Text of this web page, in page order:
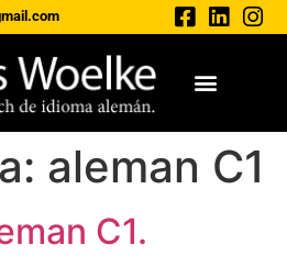
aleman C1
C1.